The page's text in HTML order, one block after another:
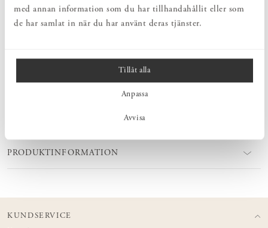
med annan information som du har tillhandahållit eller som
de har samlat in när du har använt deras tjänster.
Tillåt alla
Anpassa
Avvisa
diameter på cirka 12,5 cm och en höjd på cirka 9 cm. Alla mått är
ungefärliga, då form och storlek kan variera något under tork- och
diskmaskin och mikrovågsugn. För att bevara glasyren över tid
rekommenderas ett milt maskindiskmedel.
PRODUKTINFORMATION
KUNDSERVICE